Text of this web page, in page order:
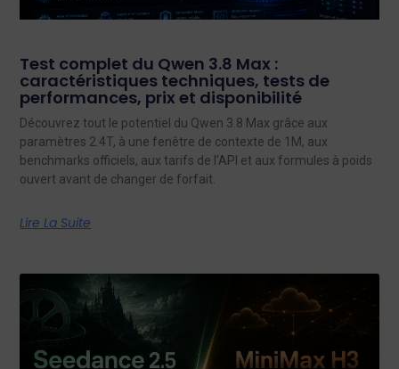
Test complet du Qwen 3.8 Max :
caractéristiques techniques, tests de
performances, prix et disponibilité
Découvrez tout le potentiel du Qwen 3.8 Max grâce aux
paramètres 2.4T, à une fenêtre de contexte de 1M, aux
benchmarks officiels, aux tarifs de l'API et aux formules à poids
ouvert avant de changer de forfait.
Lire La Suite